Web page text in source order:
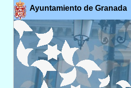
Ayuntamiento de Granada